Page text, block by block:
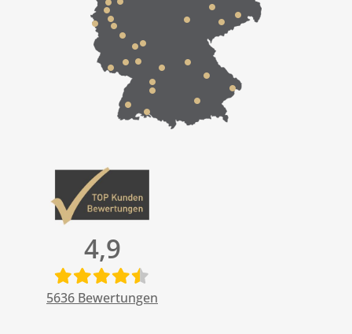
4,9
5636 Bewertungen